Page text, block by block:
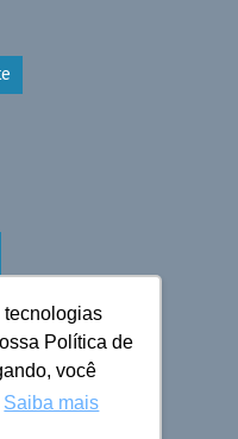
tecnologias
Política de
você
Saiba mais